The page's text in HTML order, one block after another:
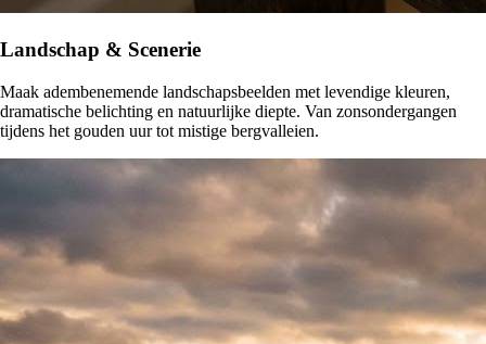
Landschap & Scenerie
Maak adembenemende landschapsbeelden met levendige kleuren,
dramatische belichting en natuurlijke diepte. Van zonsondergangen
tijdens het gouden uur tot mistige bergvalleien.